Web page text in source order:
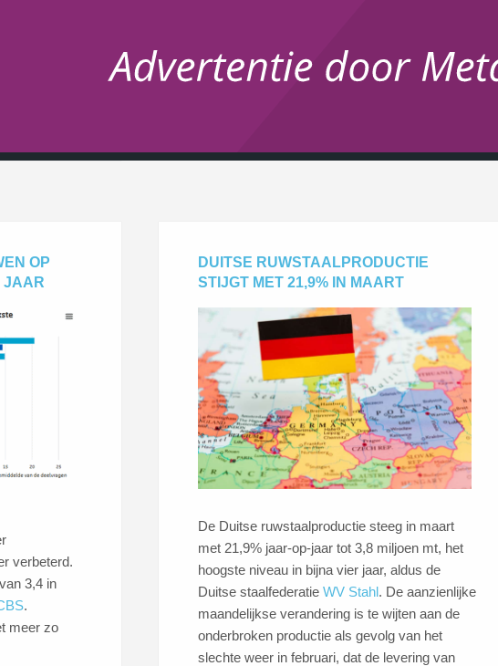
OP
JAAR
verbeterd.
3,4 in
.
meer zo
DUITSE RUWSTAALPRODUCTIE
STIJGT MET 21,9% IN MAART
De Duitse ruwstaalproductie steeg in maart
met 21,9% jaar-op-jaar tot 3,8 miljoen mt, het
hoogste niveau in bijna vier jaar, aldus de
Duitse staalfederatieWV Stahl. De aanzienlijke
maandelijkse verandering is te wijten aan de
onderbroken productie als gevolg van het
slechte weer in februari, dat de levering van